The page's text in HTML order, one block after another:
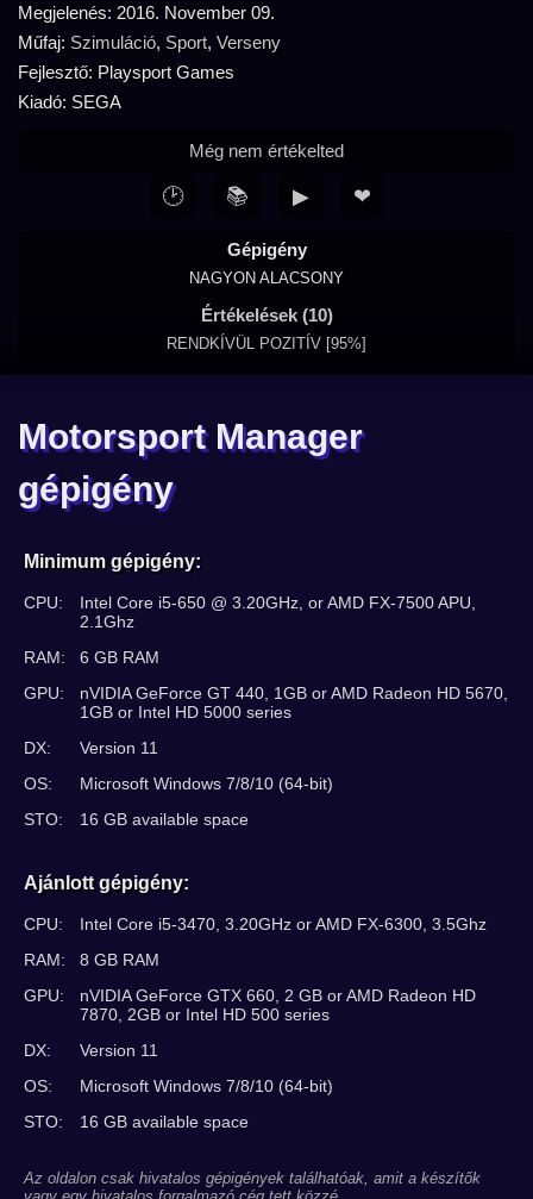
Megjelenés: 2016. November 09.
Műfaj: Szimuláció, Sport, Verseny
Fejlesztő: Playsport Games
Kiadó: SEGA
Gépigény
NAGYON ALACSONY
Értékelések (10)
RENDKÍVÜL POZITÍV [95%]
Még nem értékelted
🕑 📚 ▶ ❤
Motorsport Manager
gépigény
Minimum gépigény:
CPU:
Intel Core i5-650 @ 3.20GHz, or AMD FX-7500 APU,
2.1Ghz
RAM:
6 GB RAM
GPU:
nVIDIA GeForce GT 440, 1GB or AMD Radeon HD 5670,
1GB or Intel HD 5000 series
DX:
Version 11
OS:
Microsoft Windows 7/8/10 (64-bit)
STO:
16 GB available space
Ajánlott gépigény:
CPU:
Intel Core i5-3470, 3.20GHz or AMD FX-6300, 3.5Ghz
RAM:
8 GB RAM
GPU:
nVIDIA GeForce GTX 660, 2 GB or AMD Radeon HD
7870, 2GB or Intel HD 500 series
DX:
Version 11
OS:
Microsoft Windows 7/8/10 (64-bit)
STO:
16 GB available space
Az oldalon csak hivatalos gépigények találhatóak, amit a készítők